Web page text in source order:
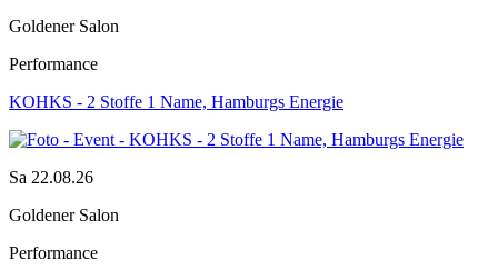
Goldener Salon
Performance
KOHKS - 2 Stoffe 1 Name, Hamburgs Energie
Sa 22.08.26
Goldener Salon
Performance